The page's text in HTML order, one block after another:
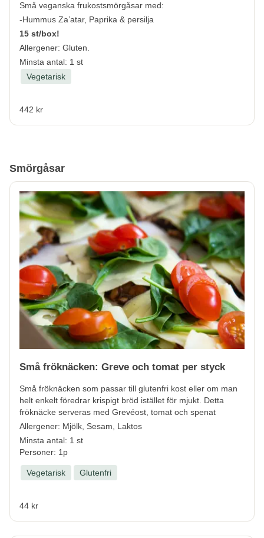
Små veganska frukostsmörgåsar med:
-Hummus Za’atar, Paprika & persilja
15 st/box!
Allergener: Gluten.
Minsta antal: 1 st
Vegetarisk
442 kr
Smörgåsar
Små fröknäcken: Greve och tomat per styck
Små fröknäcken som passar till glutenfri kost eller om man
helt enkelt föredrar krispigt bröd istället för mjukt. Detta
fröknäcke serveras med Grevéost, tomat och spenat
Allergener: Mjölk, Sesam, Laktos
Minsta antal: 1 st
Personer: 1p
Vegetarisk Glutenfri
44 kr